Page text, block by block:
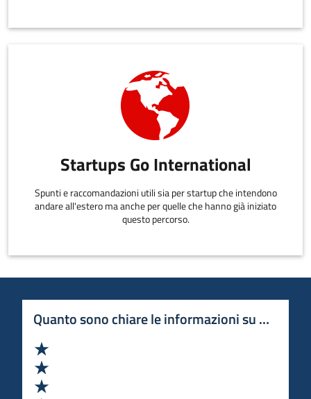
Startups Go International
Spunti e raccomandazioni utili sia per startup che intendono
andare all'estero ma anche per quelle che hanno già iniziato
questo percorso.
Quanto sono chiare le informazioni su questa